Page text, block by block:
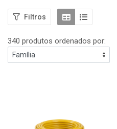
Filtros
340 produtos ordenados por: